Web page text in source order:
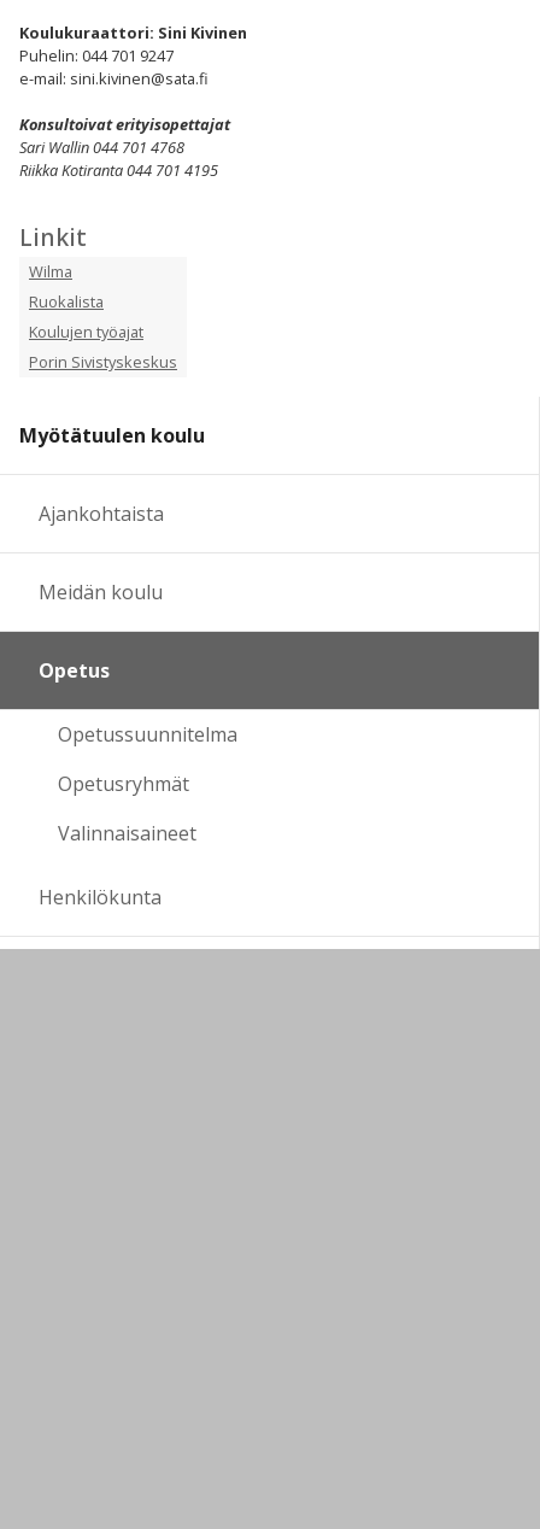
Koulukuraattori: Sini Kivinen
Puhelin: 044 701 9247
e-mail: sini.kivinen@sata.fi
Konsultoivat erityisopettajat
Sari Wallin 044 701 4768
Riikka Kotiranta 044 701 4195
Linkit
Wilma
Ruokalista
Koulujen työajat
Porin Sivistyskeskus
Myötätuulen koulu
Ajankohtaista
Meidän koulu
Opetus
Opetussuunnitelma
Opetusryhmät
Valinnaisaineet
Henkilökunta